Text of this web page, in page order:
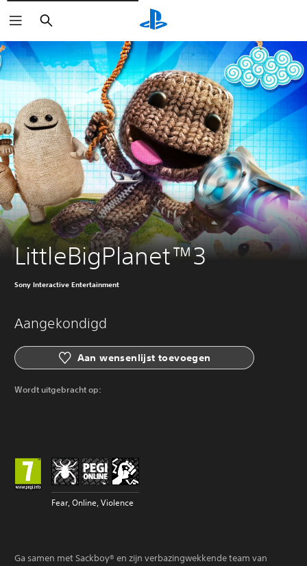
Zoeken
LittleBigPlanet™3
Sony Interactive Entertainment
Aangekondigd
Aan wensenlijst toevoegen
Wordt uitgebracht op:
Fear, Online, Violence
Ga samen met Sackboy® en zijn verbazingwekkende team van